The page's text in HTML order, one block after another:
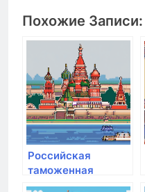
Похожие Записи:
Российская
таможенная
академия